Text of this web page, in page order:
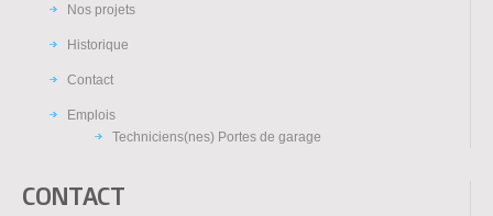
Nos projets
Historique
Contact
Emplois
Techniciens(nes) Portes de garage
CONTACT